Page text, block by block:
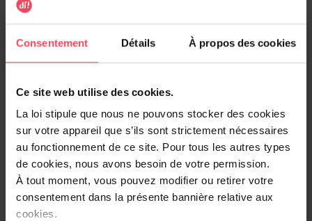
Consentement Détails À propos des cookies
Ce site web utilise des cookies.
La loi stipule que nous ne pouvons stocker des cookies
sur votre appareil que s’ils sont strictement nécessaires
au fonctionnement de ce site. Pour tous les autres types
de cookies, nous avons besoin de votre permission.
À tout moment, vous pouvez modifier ou retirer votre
consentement dans la présente bannière relative aux
cookies.
Creme Supreme 9-0
Coloration permanente Coloration permanente